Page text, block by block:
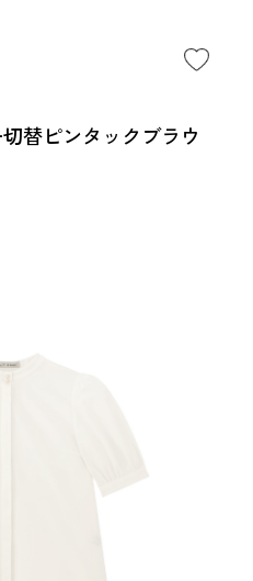
替ピンタックブラウ